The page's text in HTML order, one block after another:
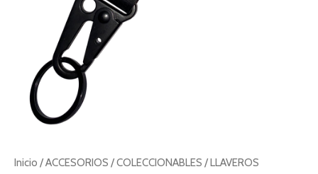
Inicio /ACCESORIOS /COLECCIONABLES /LLAVEROS